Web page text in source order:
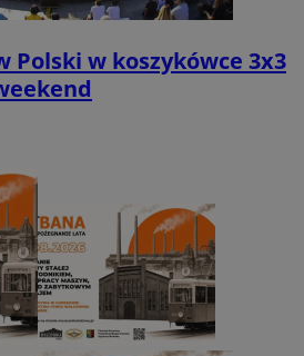
Polski w koszykówce 3x3